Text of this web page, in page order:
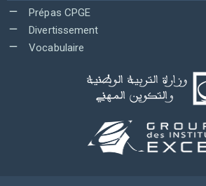
Prépas CPGE
Divertissement
Vocabulaire